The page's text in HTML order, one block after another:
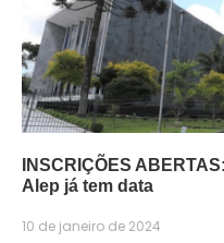
INSCRIÇÕES
Alep já tem data
10 de janeiro de 2024